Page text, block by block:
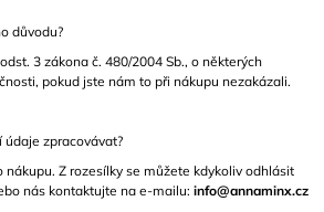
důvodu?
3 zákona č. 480/2004 Sb., o některých
pokud jste nám to při nákupu nezakázali.
údaje zpracovávat?
nákupu. Z rozesílky se můžete kdykoliv odhlásit
nás kontaktujte na e-mailu: info@annaminx.cz